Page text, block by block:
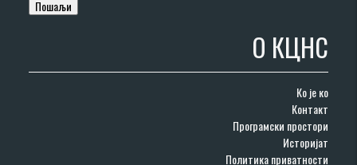
О КЦНС
Ко је ко
Контакт
Програмски простори
Историјат
Политика приватности